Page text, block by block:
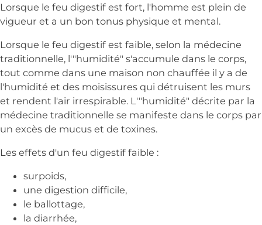
Lorsque le feu digestif est fort, l'homme est plein de
vigueur et a un bon tonus physique et mental.
Lorsque le feu digestif est faible, selon la médecine
traditionnelle, l'"humidité" s'accumule dans le corps,
tout comme dans une maison non chauffée il y a de
l'humidité et des moisissures qui détruisent les murs
et rendent l'air irrespirable. L'"humidité" décrite par la
médecine traditionnelle se manifeste dans le corps par
un excès de mucus et de toxines.
Les effets d'un feu digestif faible :
surpoids,
une digestion difficile,
le ballottage,
la diarrhée,